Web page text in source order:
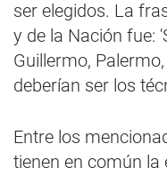
ser elegidos. La
y de la Nación fue:
Guillermo,
deberían ser los
Entre los
tienen en común la